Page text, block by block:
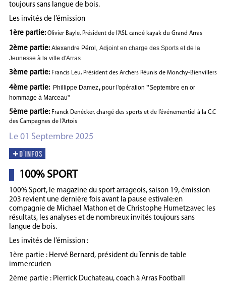
toujours sans langue de bois.
Les invités de l’émission
1ère partie: Olivier Bayle, Président de l'ASL canoé kayak du Grand Arras
2ème partie: Alexandre Pérol, Adjoint en charge des Sports et de la
Jeunesse à la ville d'Arras
3ème partie: Francis Leu, Président des Archers Réunis de Monchy-Bienvillers
4ème partie: Phillippe Damez, pour l'opération "Septembre en or
hommage à Marceau"
5ème partie: Franck Denécker, chargé des sports et de l’événementiel à la C.C
des Campagnes de l’Artois
Le 01 Septembre 2025
100% SPORT
100% Sport, le magazine du sport arrageois, saison 19, émission
203 revient une dernière fois avant la pause estivale:en
compagnie de Michael Mathon et de Christophe Humetz:avec les
résultats, les analyses et de nombreux invités toujours sans
langue de bois.
Les invités de l’émission :
1ère partie : Hervé Bernard, président du Tennis de table
immercurien
2ème partie : Pierrick Duchateau, coach à Arras Football